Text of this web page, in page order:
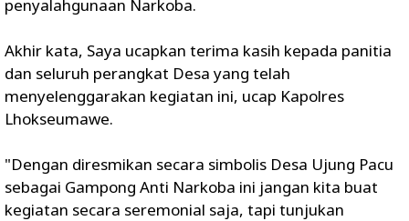
penyalahgunaan Narkoba.
Akhir kata, Saya ucapkan terima kasih kepada panitia
dan seluruh perangkat Desa yang telah
menyelenggarakan kegiatan ini, ucap Kapolres
Lhokseumawe.
"Dengan diresmikan secara simbolis Desa Ujung Pacu
sebagai Gampong Anti Narkoba ini jangan kita buat
kegiatan secara seremonial saja, tapi tunjukan